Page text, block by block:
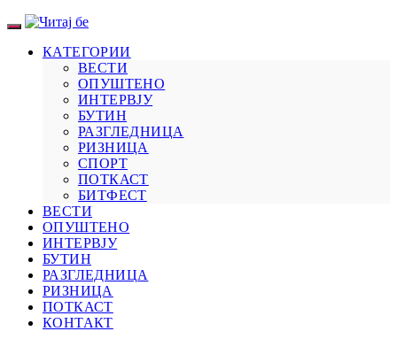
КАТЕГОРИИ
ВЕСТИ
ОПУШТЕНО
ИНТЕРВЈУ
БУТИН
РАЗГЛЕДНИЦА
РИЗНИЦА
СПОРТ
ПОТКАСТ
БИТФЕСТ
ВЕСТИ
ОПУШТЕНО
ИНТЕРВЈУ
БУТИН
РАЗГЛЕДНИЦА
РИЗНИЦА
ПОТКАСТ
КОНТАКТ